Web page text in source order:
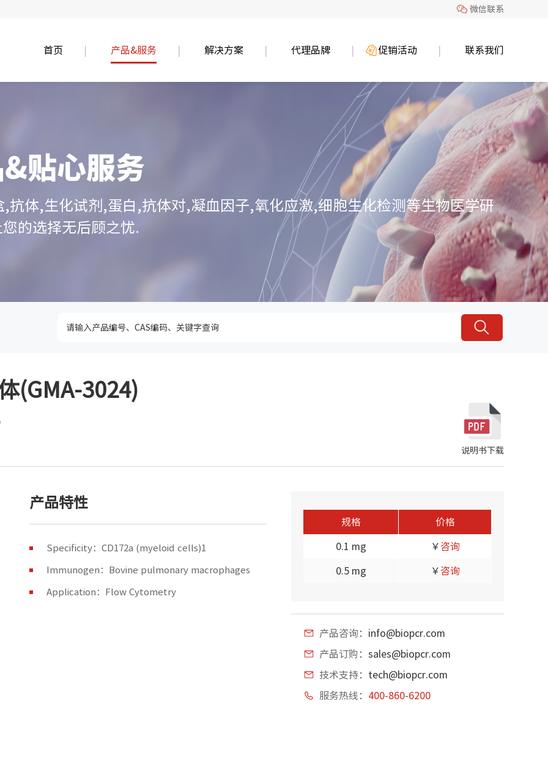
微信联系
首页 产品&服务 解决方案 代理品牌 促销活动 联系我们
贴心服务
抗体,生化试剂,蛋白,抗体对,凝血因子,氧化应激,细胞生化检测等生物医学研
的选择无后顾之忧.
(GMA-3024)
说明书下载
产品特性
Specificity：CD172a (myeloid cells)1
Immunogen：Bovine pulmonary macrophages
Application：Flow Cytometry
规格 价格
0.1 mg ￥ 咨询
0.5 mg ￥ 咨询
产品咨询： info@biopcr.com
产品订购： sales@biopcr.com
技术支持： tech@biopcr.com
服务热线： 400-860-6200